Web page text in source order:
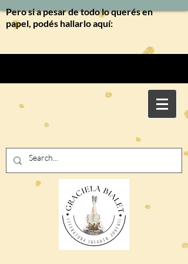
Pero si a pesar de todo lo querés en
papel, podés hallarlo aquí: